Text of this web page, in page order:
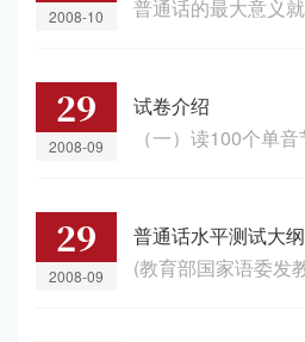
2008-10
29
2008-09
试卷介绍
29
2008-09
普通话水平测试大纲